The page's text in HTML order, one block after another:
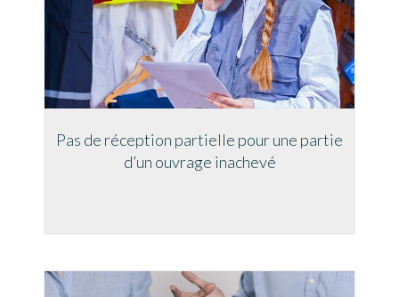
Pas de réception partielle pour une partie
d’un ouvrage inachevé